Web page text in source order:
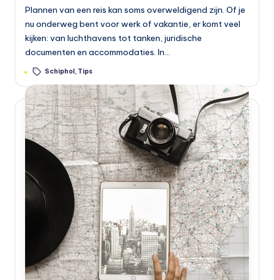
Plannen van een reis kan soms overweldigend zijn. Of je
nu onderweg bent voor werk of vakantie, er komt veel
kijken: van luchthavens tot tanken, juridische
documenten en accommodaties. In…
Tags: Schiphol , Tips